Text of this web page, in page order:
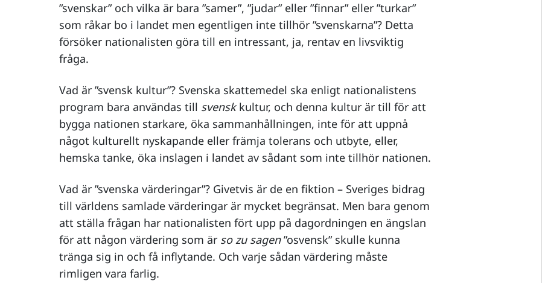
”svenskar” och vilka är bara ”samer”, ”judar” eller ”finnar” eller ”turkar”
som råkar bo i landet men egentligen inte tillhör ”svenskarna”? Detta
försöker nationalisten göra till en intressant, ja, rentav en livsviktig
fråga.
Vad är ”svensk kultur”? Svenska skattemedel ska enligt nationalistens
program bara användas till svenskkultur, och denna kultur är till för att
bygga nationen starkare, öka sammanhållningen, inte för att uppnå
något kulturellt nyskapande eller främja tolerans och utbyte, eller,
hemska tanke, öka inslagen i landet av sådant som inte tillhör nationen.
Vad är ”svenska värderingar”? Givetvis är de en fiktion – Sveriges bidrag
till världens samlade värderingar är mycket begränsat. Men bara genom
att ställa frågan har nationalisten fört upp på dagordningen en ängslan
för att någon värdering som är so zu sagen”osvensk” skulle kunna
tränga sig in och få inflytande. Och varje sådan värdering måste
rimligen vara farlig.